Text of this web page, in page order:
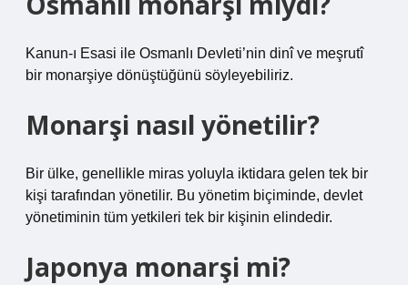
Kanun-ı Esasi ile Osmanlı Devleti’nin dinî ve meşrutî
bir monarşiye dönüştüğünü söyleyebiliriz.
Monarşi nasıl yönetilir?
Bir ülke, genellikle miras yoluyla iktidara gelen tek bir
kişi tarafından yönetilir. Bu yönetim biçiminde, devlet
yönetiminin tüm yetkileri tek bir kişinin elindedir.
Japonya monarşi mi?